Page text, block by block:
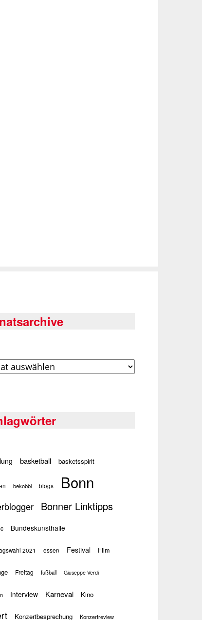
basketball basketsspirit
bekobbl blogs Bonn
Bonner Linktipps
Bundeskunsthalle
2021 essen Festival Film
Freitag fußball Giuseppe Verdi
Interview Karneval Kino
Konzertbesprechung Konzertreview